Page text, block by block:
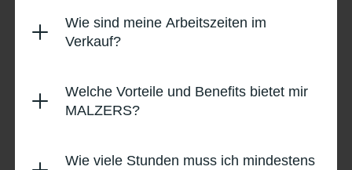
Wie sind meine Arbeitszeiten im
Verkauf?
Welche Vorteile und Benefits bietet mir
MALZERS?
Wie viele Stunden muss ich mindestens